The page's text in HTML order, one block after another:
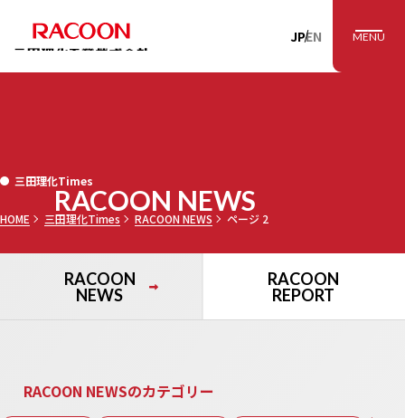
RACOON 三田理
JPEN MENU
三田理化Times
RACOON NEWS
HOME 三田理化Times RACOON NEWS ページ 2
RACOON
NEWS
RACOON
REPORT
RACOON NEWSのカテゴリー